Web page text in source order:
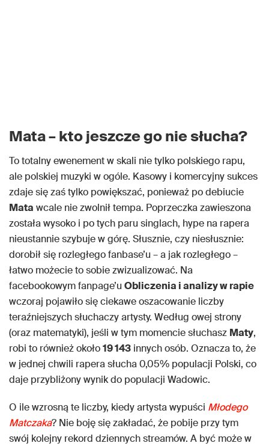
Mata – kto jeszcze go nie słucha?
To totalny ewenement w skali nie tylko polskiego rapu,
ale polskiej muzyki w ogóle. Kasowy i komercyjny sukces
zdaje się zaś tylko powiększać, ponieważ po debiucie
Mata wcale nie zwolnił tempa. Poprzeczka zawieszona
została wysoko i po tych paru singlach, hype na rapera
nieustannie szybuje w górę. Słusznie, czy niesłusznie:
dorobił się rozległego fanbase’u – a jak rozległego –
łatwo możecie to sobie zwizualizować. Na
facebookowym fanpage’u Obliczenia i analizy w rapie
wczoraj pojawiło się ciekawe oszacowanie liczby
teraźniejszych słuchaczy artysty. Według owej strony
(oraz matematyki), jeśli w tym momencie słuchasz Maty,
robi to również około19 143 innych osób. Oznacza to, że
w jednej chwili rapera słucha 0,05% populacji Polski, co
daje przybliżony wynik do populacji Wadowic.
O ile wzrosną te liczby, kiedy artysta wypuści Młodego
Matczaka? Nie boję się zakładać, że pobije przy tym
swój kolejny rekord dziennych streamów. A być może w